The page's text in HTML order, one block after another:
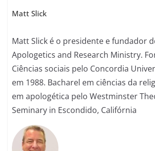
Matt Slick
Matt Slick é o presidente e fundador
Apologetics and Research Ministry.
Ciências sociais pelo Concordia
em 1988. Bacharel em ciências da
em apologética pelo Westminster
Seminary in Escondido, Califórnia